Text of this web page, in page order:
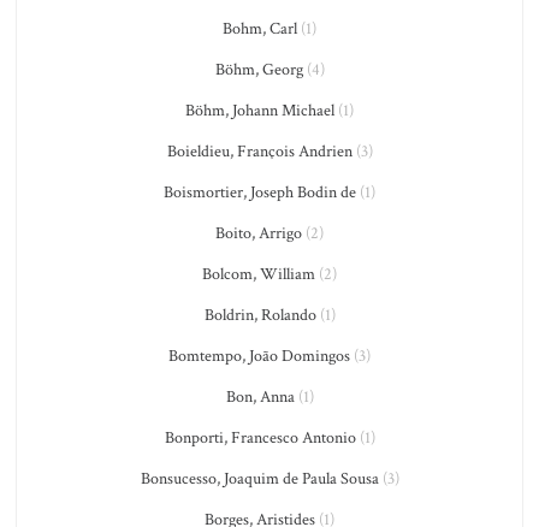
Bohm, Carl (1)
Böhm, Georg(4)
Böhm, Johann Michael (1)
Boieldieu, François Andrien(3)
Boismortier, Joseph Bodin de (1)
Boito, Arrigo (2)
Bolcom, William (2)
Boldrin, Rolando(1)
Bomtempo, João Domingos (3)
Bon, Anna(1)
Bonporti, Francesco Antonio(1)
Bonsucesso, Joaquim de Paula Sousa(3)
Borges, Aristides (1)